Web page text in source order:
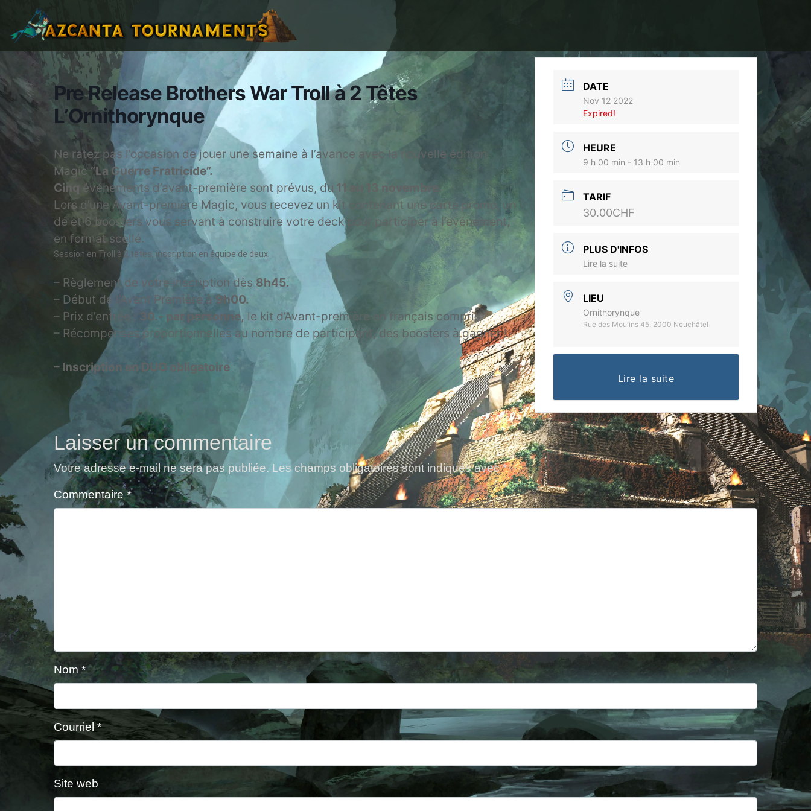
Pre Release Brothers War Troll à 2 Têtes
L’Ornithorynque
Ne ratez pas l’occasion de jouer une semaine à l’avance avec la nouvelle édition
Magic “La Guerre Fratricide”.
Cinq événements d’avant-première sont prévus, du 11 au 13 novembre.
Lors d’une Avant-première Magic, vous recevez un kit contenant une carte promo, un
dé et 6 boosters vous servant à construire votre deck pour participer à l’événement,
en format scellé.
Session en Troll à 2 têtes, inscription en équipe de deux.
– Règlement de votre inscription dès 8h45.
– Début de l’Avant Première à 9h00.
– Prix d’entrée : 30.- par personne, le kit d’Avant-première en français compris.
– Récompenses proportionnelles au nombre de participant, des boosters à gagner !
– Inscription en DUO obligatoire
DATE
Nov 12 2022
Expired!
HEURE
9 h 00 min - 13 h 00 min
TARIF
30.00CHF
PLUS D'INFOS
Lire la suite
LIEU
Ornithorynque
Rue des Moulins 45, 2000 Neuchâtel
Lire la suite
Laisser un commentaire
Votre adresse e-mail ne sera pas publiée. Les champs obligatoires sont indiqués avec*
Commentaire*
Nom *
Courriel*
Site web